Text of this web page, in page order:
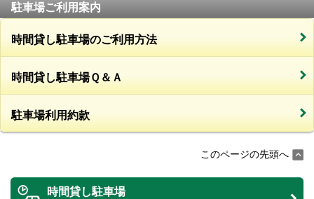
駐車場ご利用案内
時間貸し駐車場のご利用方法
時間貸し駐車場Ｑ＆Ａ
駐車場利用約款
このページの先頭へ
時間貸し駐車場